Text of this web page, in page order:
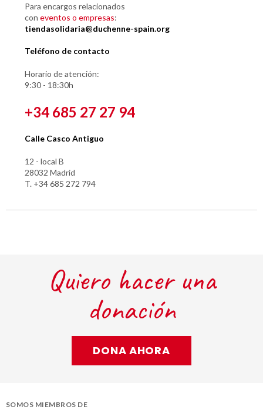
Para encargos relacionados
con eventos o empresas:
tiendasolidaria@duchenne-spain.org
Teléfono de contacto
Horario de atención:
9:30 - 18:30h
+34 685 27 27 94
Calle Casco Antiguo
12 - local B
28032 Madrid
T. +34 685 272 794
Quiero hacer una
donación
DONA AHORA
SOMOS MIEMBROS DE